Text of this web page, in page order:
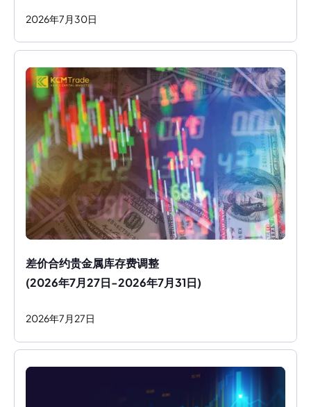
2026年7 月 30日
差价合约贵金属库存费调整
(2026年7月27日-2026年7月31日)
2026年7 月 27日